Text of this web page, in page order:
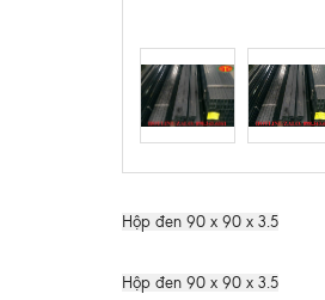
Hộp đen 90 x 90 x 3.5
Hộp đen 90 x 90 x 3.5